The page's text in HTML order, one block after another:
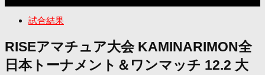
試合結果
RISEアマチュア大会 KAMINARIMON全
日本トーナメント＆ワンマッチ 12.2 大